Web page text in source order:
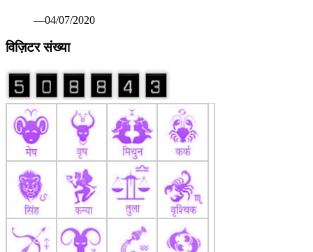
—04/07/2020
विज़िटर संख्या